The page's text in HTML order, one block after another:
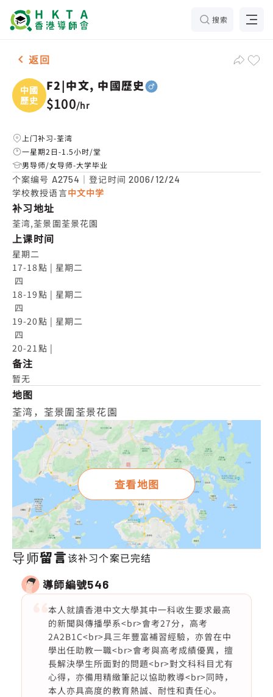
搜索
男-1名 F2|中文, 中國歷史，荃湾 补习推介
返回
中國
歷史
F2|中文, 中國歷史
$100/hr
上门补习-荃湾
一星期2日-1.5小时/堂
男导师/女导师-大学毕业
个案编号 A2754 ｜登记时间 2006/12/24
学校教授语言中文中学
补习地址
荃湾,荃景圍荃景花園
上课时间
星期二
17-18點 | 星期二
18-19點 | 星期二
19-20點 | 星期二
20-21點 |
备注
暂无
地图
荃湾，荃景圍荃景花園
查看地图
导师留言该补习个案已完结
導師編號546
本人就讀香港中文大學其中一科收生要求最高
的新聞與傳播學系<br>會考27分，高考
2A2B1C<br>具三年豐富補習經驗，亦曾在中
學出任助教一職<br>會考與高考成績優異，擅
長解決學生所面對的問題<br>對文科科目尤有
心得，亦備用精緻筆記以協助教導<br>同時，
本人亦具高度的教育熱誠、耐性和責任心。